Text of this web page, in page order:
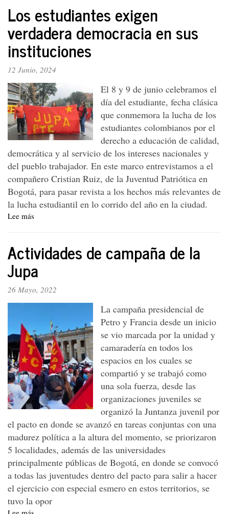
un
mensaje
de
fraternidad,
respeto
construcción
conjunta
Los estudiantes exigen
verdadera democracia en sus
instituciones
12 Junio, 2024
El 8 y 9 de junio celebramos el
día del estudiante, fecha clásica
que conmemora la lucha de los
estudiantes colombianos por el
derecho a educación de calidad,
democrática y al servicio de los intereses nacionales y
del pueblo trabajador. En este marco entrevistamos a el
compañero Cristian Ruiz, de la Juventud Patriótica en
Bogotá, para pasar revista a los hechos más relevantes de
la lucha estudiantil en lo corrido del año en la ciudad.
Lee más
exigen
verdadera
democracia
en
sus
instituciones
Actividades de campaña de la
Jupa
26 Mayo, 2022
La campaña presidencial de
Petro y Francia desde un inicio
se vio marcada por la unidad y
camaradería en todos los
espacios en los cuales se
compartió y se trabajó como
una sola fuerza, desde las
organizaciones juveniles se
organizó la Juntanza juvenil por
el pacto en donde se avanzó en tareas conjuntas con una
madurez política a la altura del momento, se priorizaron
5 localidades, además de las universidades
principalmente públicas de Bogotá, en donde se convocó
a todas las juventudes dentro del pacto para salir a hacer
el ejercicio con especial esmero en estos territorios, se
tuvo la opor